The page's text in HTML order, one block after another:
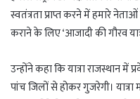
स्वतंत्रता प्राप्त करने में हमारे
कराने के लिए ‘आजादी की गौरव
उन्होंने कहा कि यात्रा
पांच जिलों से होकर गुजरेगी। यात्रा